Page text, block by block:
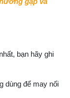
bạn hãy ghi
dùng để may nối